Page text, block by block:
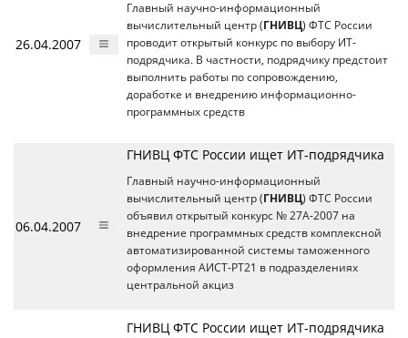
26.04.2007
Главный научно-информационный
вычислительный центр (ГНИВЦ) ФТС России
проводит открытый конкурс по выбору ИТ-
подрядчика. В частности, подрядчику предстоит
выполнить работы по сопровождению,
доработке и внедрению информационно-
программных средств
06.04.2007
ГНИВЦ ФТС России ищет ИТ-подрядчика
Главный научно-информационный
вычислительный центр (ГНИВЦ) ФТС России
объявил открытый конкурс № 27А-2007 на
внедрение программных средств комплексной
автоматизированной системы таможенного
оформления АИСТ-РТ21 в подразделениях
центральной акциз
ГНИВЦ ФТС России ищет ИТ-подрядчика